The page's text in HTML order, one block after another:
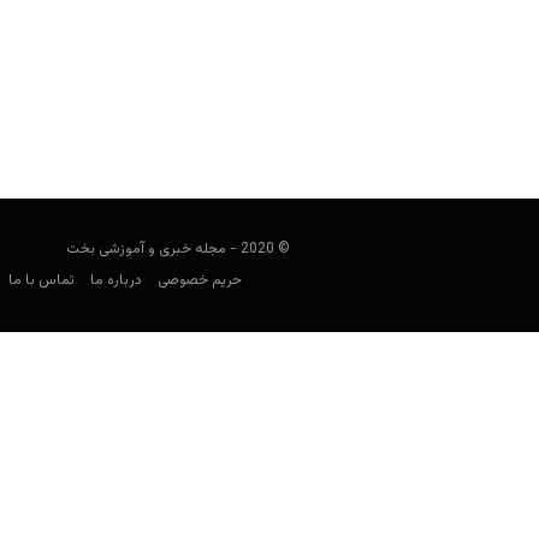
© 2020 - مجله خبری و آموزشی بخت
حریم خصوصی
درباره ما تماس با ما